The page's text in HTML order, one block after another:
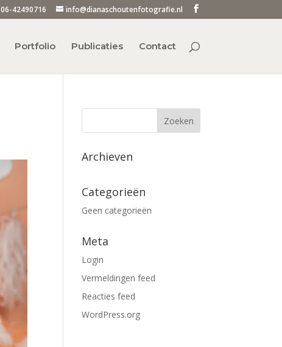
06-42490716 info@dianaschoutenfotografie.nl
Portfolio Publicaties Contact
Archieven
Categorieën
Geen categorieën
Meta
Login
Vermeldingen feed
Reacties feed
WordPress.org